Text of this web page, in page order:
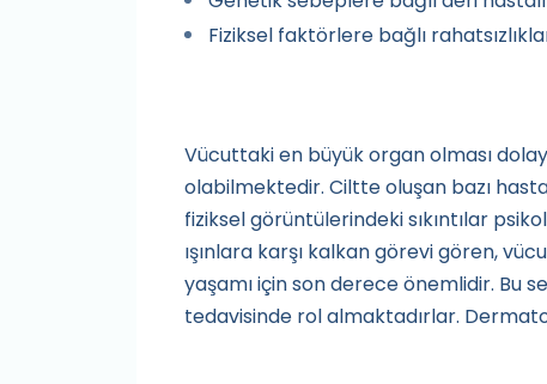
Fiziksel faktörlere bağlı
Vücuttaki en büyük organ olması
olabilmektedir. Ciltte oluşan bazı
fiziksel görüntülerindeki sıkıntılar
ışınlara karşı kalkan görevi gören,
yaşamı için son derece önemlidir. Bu
tedavisinde rol almaktadırlar.